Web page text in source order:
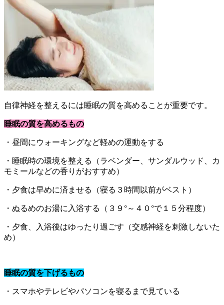
自律神経を整えるには睡眠の質を高めることが重要です。
睡眠の質を高めるもの
・昼間にウォーキングなど軽めの運動をする
・睡眠時の環境を整える（ラベンダー、サンダルウッド、カ
モミールなどの香りがおすすめ）
・夕食は早めに済ませる（寝る３時間以前がベスト）
・ぬるめのお湯に入浴する（３９°～４０°で１５分程度）
・夕食、入浴後はゆったり過ごす（交感神経を刺激しないた
め）
睡眠の質を下げるもの
・スマホやテレビやパソコンを寝るまで見ている